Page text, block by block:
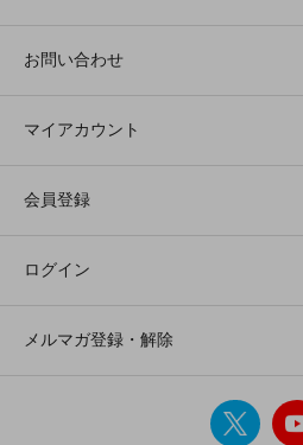
お問い合わせ
マイアカウント
会員登録
ログイン
メルマガ登録・解除